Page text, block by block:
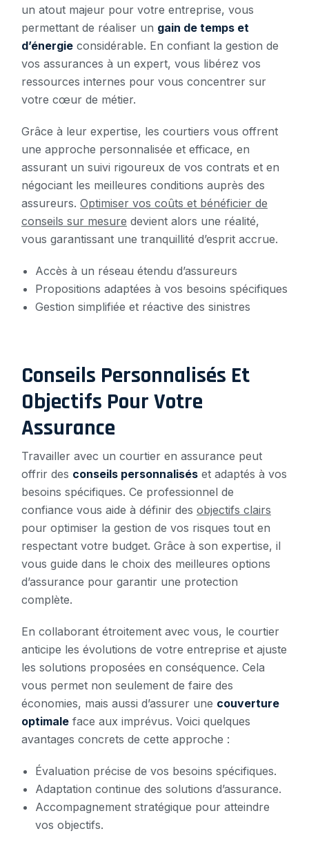
un atout majeur pour votre entreprise, vous
permettant de réaliser un gain de temps et
d’énergie considérable. En confiant la gestion de
vos assurances à un expert, vous libérez vos
ressources internes pour vous concentrer sur
votre cœur de métier.
Grâce à leur expertise, les courtiers vous offrent
une approche personnalisée et efficace, en
assurant un suivi rigoureux de vos contrats et en
négociant les meilleures conditions auprès des
assureurs. Optimiser vos coûts et bénéficier de
conseils sur mesure devient alors une réalité,
vous garantissant une tranquillité d’esprit accrue.
Accès à un réseau étendu d’assureurs
Propositions adaptées à vos besoins spécifiques
Gestion simplifiée et réactive des sinistres
Conseils Personnalisés Et
Objectifs Pour Votre
Assurance
Travailler avec un courtier en assurance peut
offrir des conseils personnalisés et adaptés à vos
besoins spécifiques. Ce professionnel de
confiance vous aide à définir des objectifs clairs
pour optimiser la gestion de vos risques tout en
respectant votre budget. Grâce à son expertise, il
vous guide dans le choix des meilleures options
d’assurance pour garantir une protection
complète.
En collaborant étroitement avec vous, le courtier
anticipe les évolutions de votre entreprise et ajuste
les solutions proposées en conséquence. Cela
vous permet non seulement de faire des
économies, mais aussi d’assurer une couverture
optimale face aux imprévus. Voici quelques
avantages concrets de cette approche :
Évaluation précise de vos besoins spécifiques.
Adaptation continue des solutions d’assurance.
Accompagnement stratégique pour atteindre
vos objectifs.